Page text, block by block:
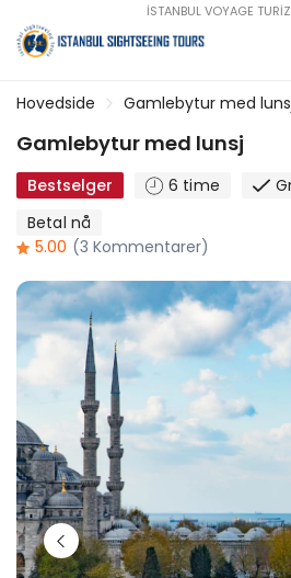
İSTANBUL VOYAGE
Hovedside Gamlebytur med
Gamlebytur med lunsj
Bestselger 6 time
Betal nå
5.00 (3 Kommentarer)